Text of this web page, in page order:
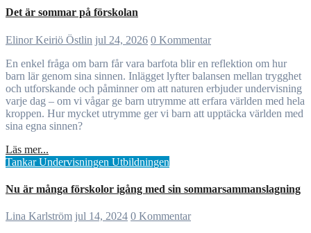
Det är sommar på förskolan
Elinor Keiriö Östlin jul 24, 2026 0 Kommentar
En enkel fråga om barn får vara barfota blir en reflektion om hur
barn lär genom sina sinnen. Inlägget lyfter balansen mellan trygghet
och utforskande och påminner om att naturen erbjuder undervisning
varje dag – om vi vågar ge barn utrymme att erfara världen med hela
kroppen. Hur mycket utrymme ger vi barn att upptäcka världen med
sina egna sinnen?
Läs mer...
TankarUndervisningen Utbildningen
Nu är många förskolor igång med sin sommarsammanslagning
Lina Karlström jul 14, 2024 0 Kommentar